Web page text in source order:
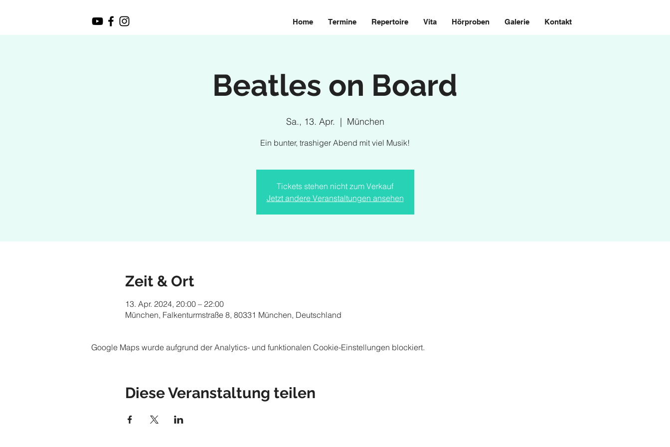
Home Termine Repertoire Vita Hörproben Galerie Kontakt
Beatles on Board
Sa., 13. Apr.
  |
München
Ein bunter, trashiger Abend mit viel Musik!
Tickets stehen nicht zum Verkauf
Jetzt andere Veranstaltungen ansehen
Zeit & Ort
13. Apr. 2024, 20:00 – 22:00
München, Falkenturmstraße 8, 80331 München, Deutschland
Google Maps wurde aufgrund der Analytics- und funktionalen Cookie-Einstellungen blockiert.
Diese Veranstaltung teilen